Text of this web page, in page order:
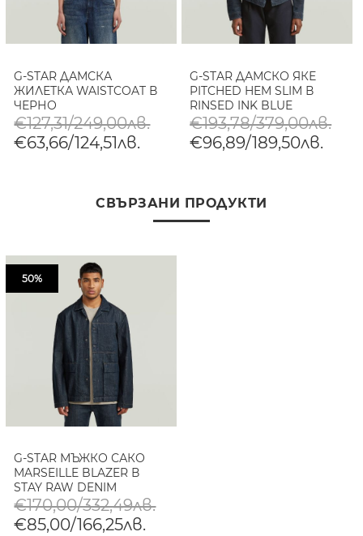
G-STAR ДАМСКА
ЖИЛЕТКА WAISTCOAT В
ЧЕРНО
€127,31/249,00лв.
€63,66/124,51лв.
G-STAR ДАМСКО ЯКЕ
PITCHED HEM SLIM В
RINSED INK BLUE
COATED
€193,78/379,00лв.
€96,89/189,50лв.
СВЪРЗАНИ ПРОДУКТИ
50%
G-STAR МЪЖКО САКО
MARSEILLE BLAZER В
STAY RAW DENIM
€170,00/332,49лв.
€85,00/166,25лв.